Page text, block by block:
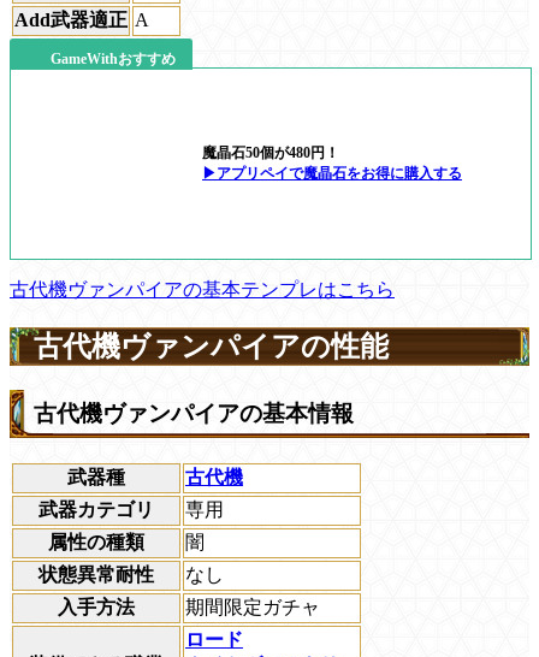
Add武器適正 A
GameWithおすすめ
魔晶石50個が480円！
▶アプリペイで魔晶石をお得に購入する
古代機ヴァンパイアの基本テンプレはこちら
古代機ヴァンパイアの性能
古代機ヴァンパイアの基本情報
武器種
古代機
武器カテゴリ
専用
属性の種類
闇
状態異常耐性
なし
入手方法
期間限定ガチャ
ロード